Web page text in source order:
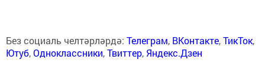
Без социаль челтәрләрдә: Телеграм, ВКонтакте,ТикТок,
Ютуб,Одноклассники,Твиттер, Яндекс.Дзен